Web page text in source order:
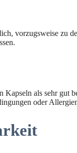
vorzugsweise zu
Kapseln als sehr
oder